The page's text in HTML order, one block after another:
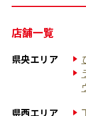
店舗一覧
県央エリア
県西エリア